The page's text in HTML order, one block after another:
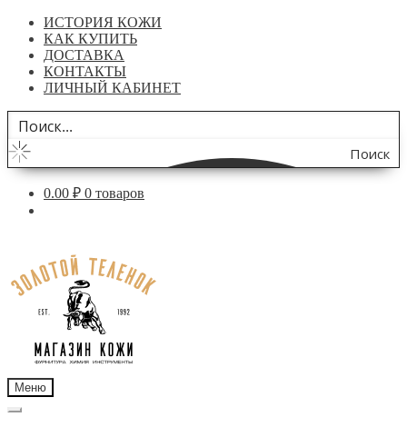
ИСТОРИЯ КОЖИ
КАК КУПИТЬ
ДОСТАВКА
КОНТАКТЫ
ЛИЧНЫЙ КАБИНЕТ
Поиск
по
0.00 ₽ 0 товаров
навигации
содержимому
Меню